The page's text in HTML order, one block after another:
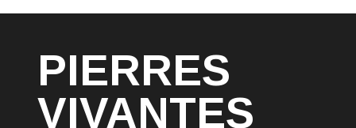
PIERRES
VIVANTES